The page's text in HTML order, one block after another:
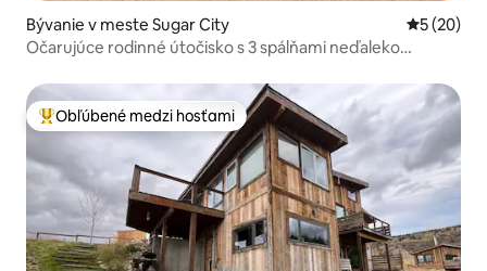
Bývanie v meste Sugar City
5 (20)
Očarujúce rodinné útočisko s 3 spálňami neďaleko
Najobľúbenejšie medzi hosťami
Obľúbené medzi hosťami